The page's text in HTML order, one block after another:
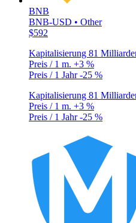
BNB
BNB-USD • Other
$592
Kapitalisierung 81
Preis / 1 m. +3 %
Preis / 1 Jahr-25 %
Kapitalisierung 81
Preis / 1 m. +3 %
Preis / 1 Jahr-25 %